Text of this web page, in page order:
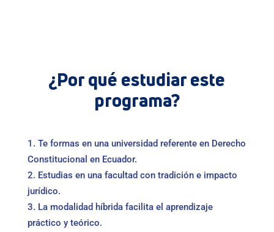
¿Por qué estudiar este
programa?
Te formas en una universidad referente en Derecho
Constitucional en Ecuador.
Estudias en una facultad con tradición e impacto
jurídico.
La modalidad híbrida facilita el aprendizaje
práctico y teórico.